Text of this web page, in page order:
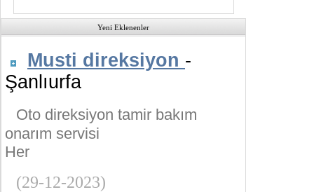
Yeni Eklenenler
Musti direksiyon -
Şanlıurfa
Oto direksiyon tamir bakım
onarım servisi
Her
(29-12-2023)